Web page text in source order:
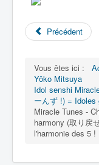
Précédent
Vous êtes ici :
Yôko Mitsuya
Idol senshi
ーんず !) = Idoles
Miracle Tunes -
harmony (取り戻
l'harmonie des 5 !